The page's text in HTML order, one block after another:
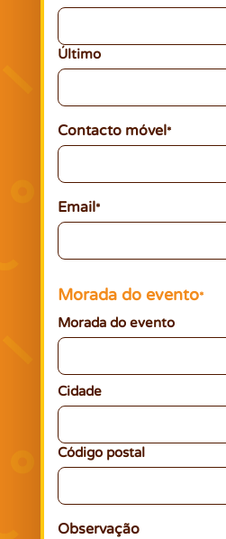
Último
Contacto móvel*
Email*
Morada do evento*
Morada do evento
Cidade
Código postal
Observação